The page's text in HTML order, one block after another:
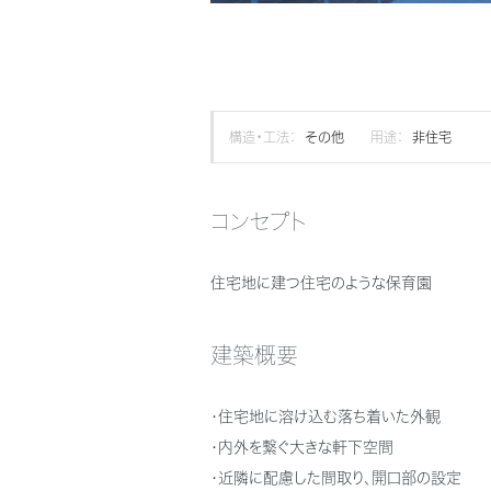
構造・工法： その他 用途： 非住宅
コンセプト
住宅地に建つ住宅のような保育園
建築概要
・住宅地に溶け込む落ち着いた外観
・内外を繋ぐ大きな軒下空間
・近隣に配慮した間取り、開口部の設定